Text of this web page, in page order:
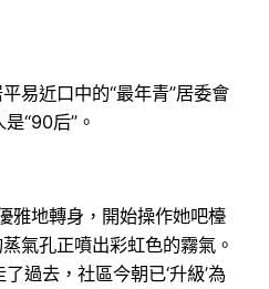
近口中的“最年青”居委會
“90后”。
地轉身，開始操作她吧檯
氣孔正噴出彩虹色的霧氣。
過去，社區今朝已‘升級’為